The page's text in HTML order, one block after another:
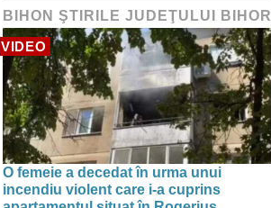
BIHON ŞTIRILE JUDEŢULUI BIHOR
VIDEO
O femeie a decedat în urma unui
incendiu violent care i-a cuprins